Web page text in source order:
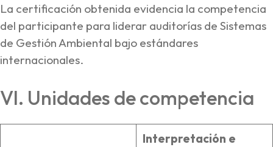
La certificación obtenida evidencia la competencia
del participante para liderar auditorías de Sistemas
de Gestión Ambiental bajo estándares
internacionales.
VI. Unidades de competencia
Interpretación e